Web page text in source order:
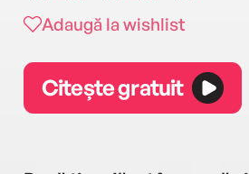
Adaugă la wishlist
Citește gratuit